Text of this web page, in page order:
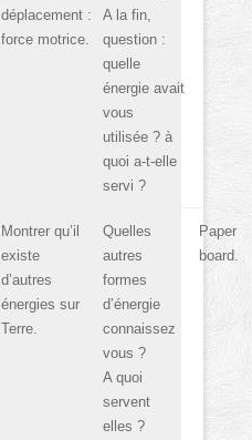
déplacement :
force motrice.
A la fin,
question :
quelle
énergie avait
vous
utilisée ? à
quoi a-t-elle
servi ?
Montrer qu’il
existe
d’autres
énergies sur
Terre.
Quelles
autres
formes
d’énergie
connaissez
vous ?
A quoi
servent
elles ?
Paper
board.